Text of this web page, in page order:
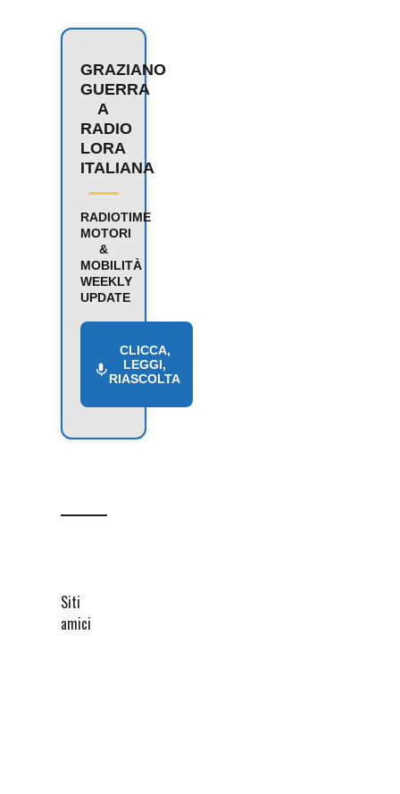
GRAZIANO
GUERRA
A
RADIO
LORA
ITALIANA
RADIOTIME
MOTORI
&
MOBILITÀ
WEEKLY
UPDATE
CLICCA,
LEGGI,
RIASCOLTA
Siti
amici